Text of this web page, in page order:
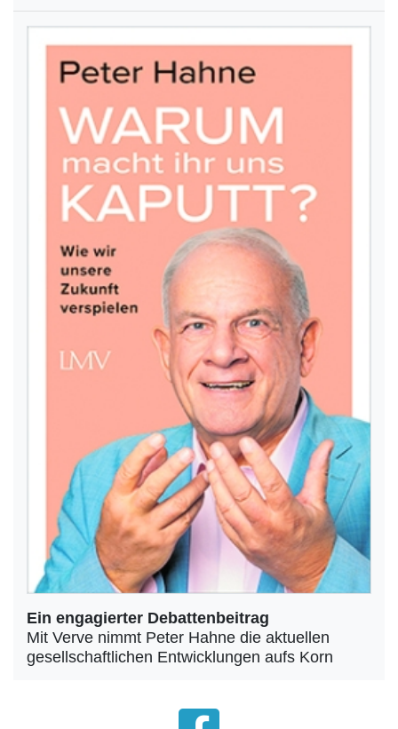
Ein engagierter Debattenbeitrag
Mit Verve nimmt Peter Hahne die aktuellen
gesellschaftlichen Entwicklungen aufs Korn